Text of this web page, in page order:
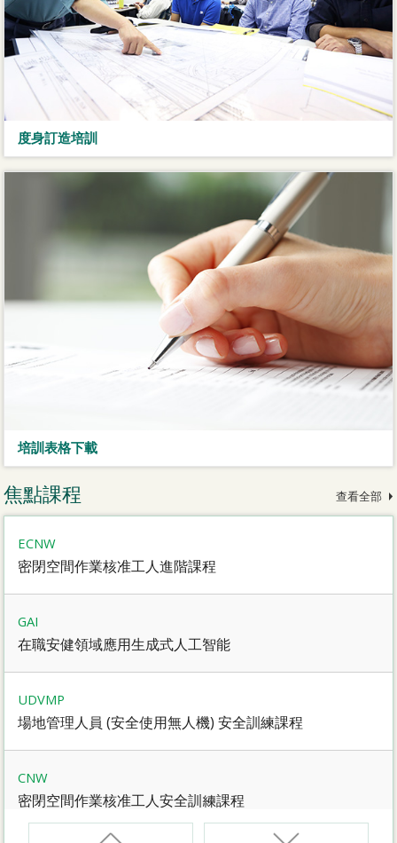
度身訂造培訓
培訓表格下載
焦點課程 查看全部
ECNW
密閉空間作業核准工人進階課程
GAI
在職安健領域應用生成式人工智能
UDVMP
場地管理人員 (安全使用無人機) 安全訓練課程
CNW
密閉空間作業核准工人安全訓練課程